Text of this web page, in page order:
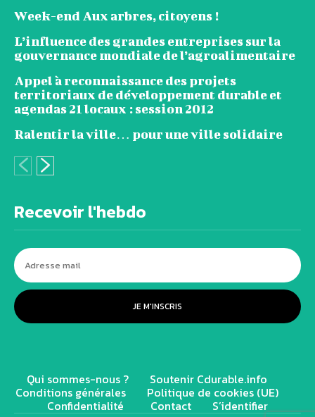
Week-end Aux arbres, citoyens !
L’influence des grandes entreprises sur la
gouvernance mondiale de l’agroalimentaire
Appel à reconnaissance des projets
territoriaux de développement durable et
agendas 21 locaux : session 2012
Ralentir la ville… pour une ville solidaire
Recevoir l'hebdo
JE M'INSCRIS
Qui sommes-nous ? Soutenir Cdurable.info
Conditions générales Politique de cookies (UE)
Confidentialité Contact S’identifier